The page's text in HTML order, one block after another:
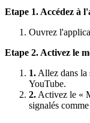
Etape 1. Accédez à
Ouvrez
Etape 2. Activez le
1.Allez dans la
YouTube.
2.Activez le «
signalés